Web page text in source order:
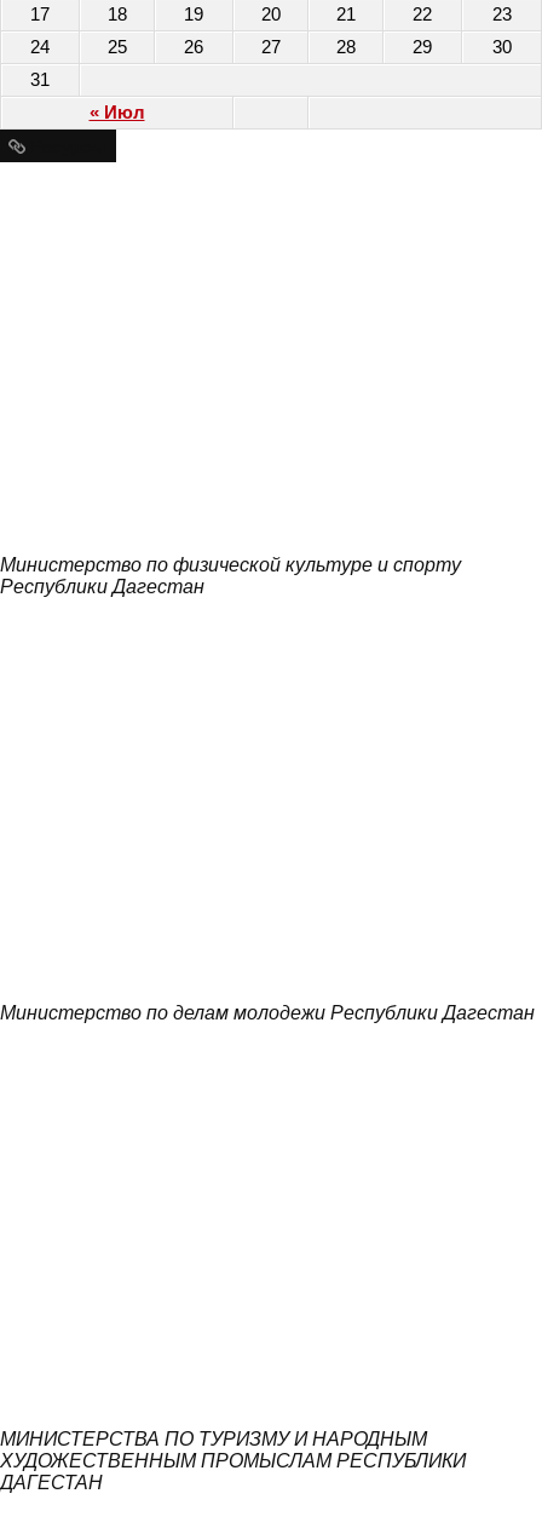
« Июл
17
18 19 20 21 22
23
24
25 26 27 28 29
30
31
Министерство по физической культуре и спорту
Республики Дагестан
Министерство по делам молодежи Республики Дагестан
МИНИСТЕРСТВА ПО ТУРИЗМУ И НАРОДНЫМ
ХУДОЖЕСТВЕННЫМ ПРОМЫСЛАМ РЕСПУБЛИКИ
ДАГЕСТАН